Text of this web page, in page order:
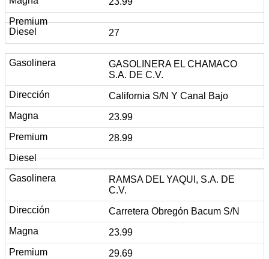
27
GASOLINERA EL CHAMACO
S.A. DE C.V.
California S/N Y Canal Bajo
23.99
28.99
RAMSA DEL YAQUI, S.A. DE
C.V.
Carretera Obregón Bacum S/N
23.99
29.69